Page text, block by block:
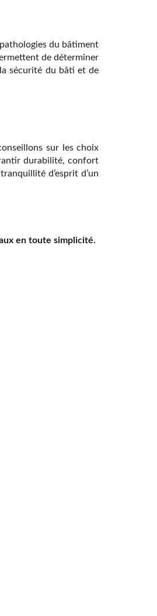
du bâtiment
de déterminer
sécurité du bâti et de
sur les choix
durabilité, confort
d’esprit d’un
en toute simplicité.